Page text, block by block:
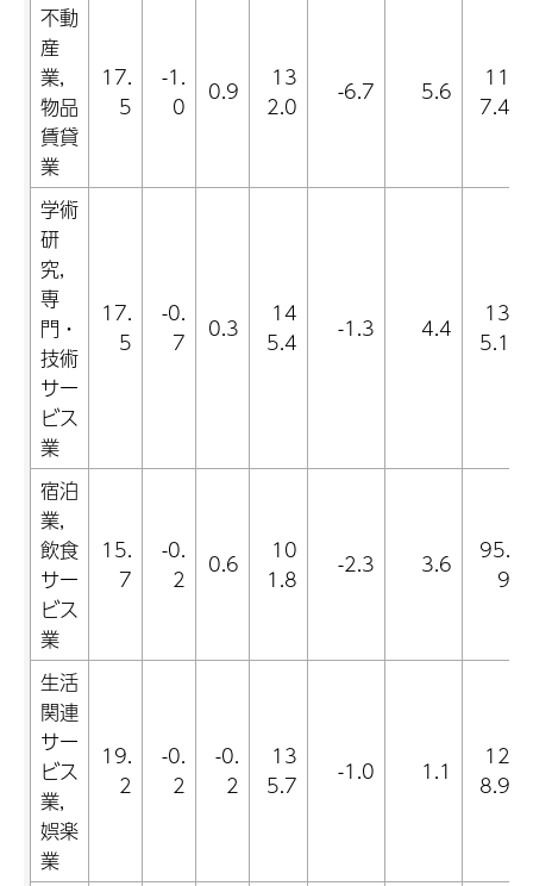
不動
産
業,
物品
賃貸
業
17.
5
-1.
0
0.9
13
2.0
-6.7 5.6
11
7.4
学術
研
究,
専
門・
技術
サー
ビス
業
17.
5
-0.
7
0.3
14
5.4
-1.3 4.4
13
5.1
宿泊
業,
飲食
サー
ビス
業
15.
7
-0.
2
0.6
10
1.8
-2.3 3.6
95.
9
生活
関連
サー
ビス
業,
娯楽
業
19.
2
-0.
2
-0.
2
13
5.7
-1.0 1.1
12
8.9